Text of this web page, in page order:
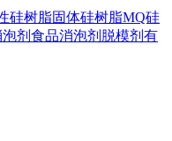
硅树脂固体硅树脂MQ硅
剂 食品消泡剂 脱模剂 有